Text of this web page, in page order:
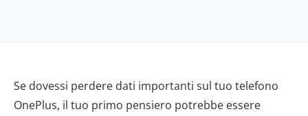
Se dovessi perdere dati importanti sul tuo telefono
OnePlus, il tuo primo pensiero potrebbe essere